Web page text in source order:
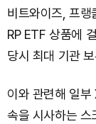
비트와이즈, 프
RP ETF 상품에
당시 최대 기관
이와 관련해 일부
속을 시사하는